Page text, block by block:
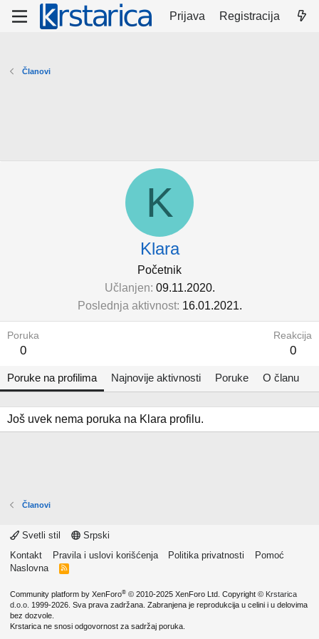
Prijava Registracija
Članovi
K
Klara
Početnik
Učlanjen 09.11.2020.
Poslednja aktivnost 16.01.2021.
Poruka
0
Reakcija
0
Poruke na profilima Najnovije aktivnosti Poruke O članu
Još uvek nema poruka na Klara profilu.
Članovi
Svetli stil
Srpski
Kontakt
Pravila i uslovi korišćenja Politika privatnosti
Pomoć
Naslovna
R
Community platform by XenForo® © 2010-2025 XenForo Ltd. Copyright © Krstarica
d.o.o. 1999-2026. Sva prava zadržana. Zabranjena je reprodukcija u celini i u delovima
bez dozvole.
Krstarica ne snosi odgovornost za sadržaj poruka.